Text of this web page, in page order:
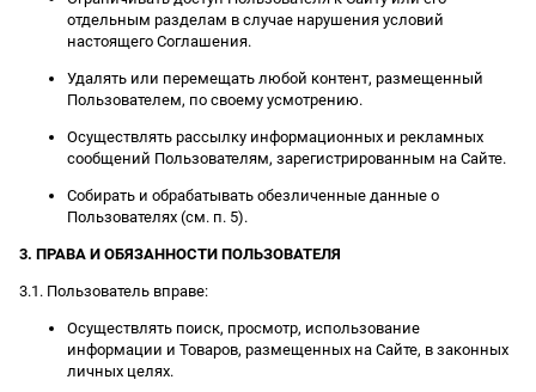
отдельным разделам в случае нарушения условий
настоящего Соглашения.
Удалять или перемещать любой контент, размещенный
Пользователем, по своему усмотрению.
Осуществлять рассылку информационных и рекламных
сообщений Пользователям, зарегистрированным на Сайте.
Собирать и обрабатывать обезличенные данные о
Пользователях (см. п. 5).
3. ПРАВА И ОБЯЗАННОСТИ ПОЛЬЗОВАТЕЛЯ
3.1. Пользователь вправе:
Осуществлять поиск, просмотр, использование
информации и Товаров, размещенных на Сайте, в законных
личных целях.